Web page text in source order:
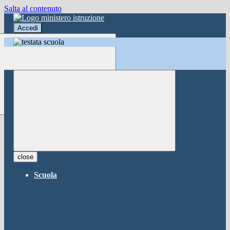
Salta al contenuto
Accedi
Accedi
button close ×
close
Scuola